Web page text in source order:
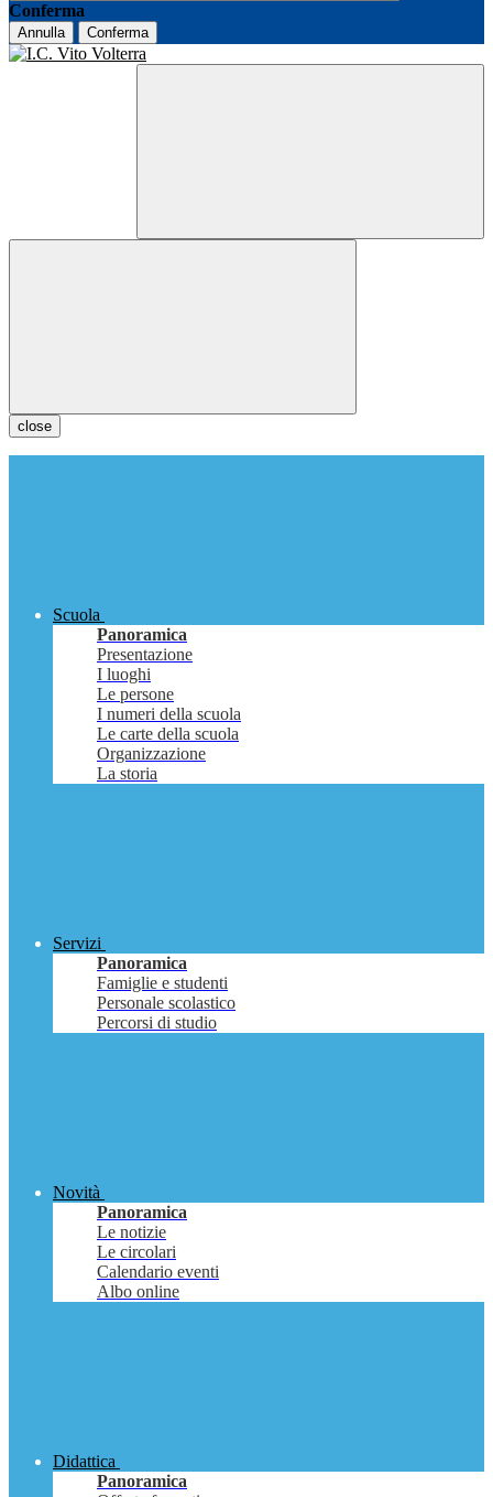
Conferma
Annulla Conferma
close
Scuola
Panoramica
Presentazione
I luoghi
Le persone
I numeri della scuola
Le carte della scuola
Organizzazione
La storia
Servizi
Panoramica
Famiglie e studenti
Personale scolastico
Percorsi di studio
Novità
Panoramica
Le notizie
Le circolari
Calendario eventi
Albo online
Didattica
Panoramica